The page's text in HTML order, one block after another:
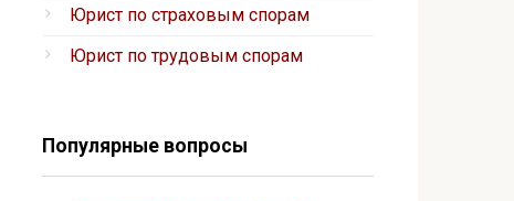
Юрист по страховым спорам
Юрист по трудовым спорам
Популярные вопросы